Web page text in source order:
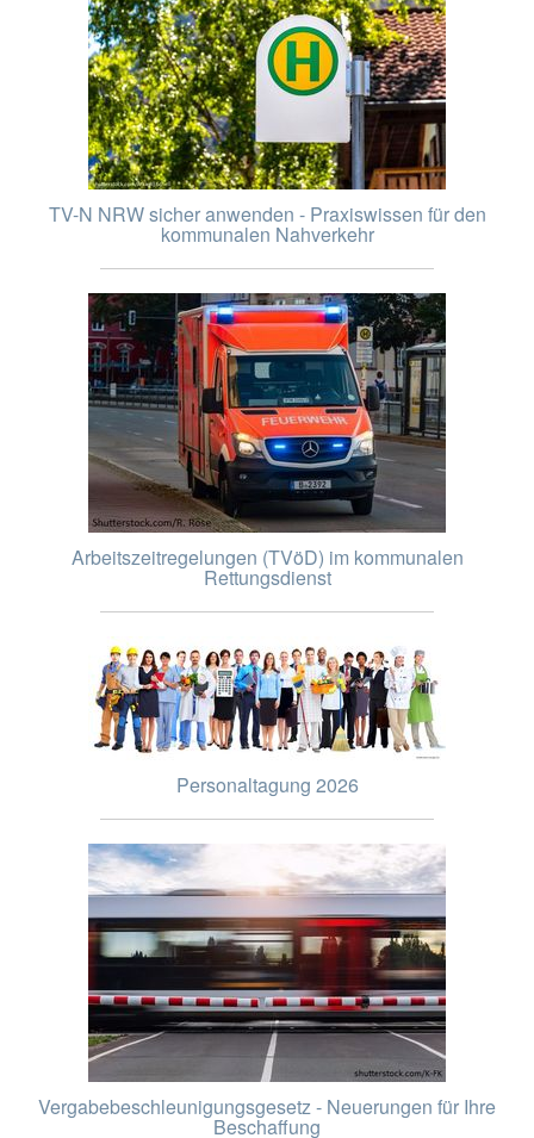
TV-N NRW sicher anwenden - Praxiswissen für den
kommunalen Nahverkehr
Arbeitszeitregelungen (TVöD) im kommunalen
Rettungsdienst
Personaltagung 2026
Vergabebeschleunigungsgesetz - Neuerungen für Ihre
Beschaffung